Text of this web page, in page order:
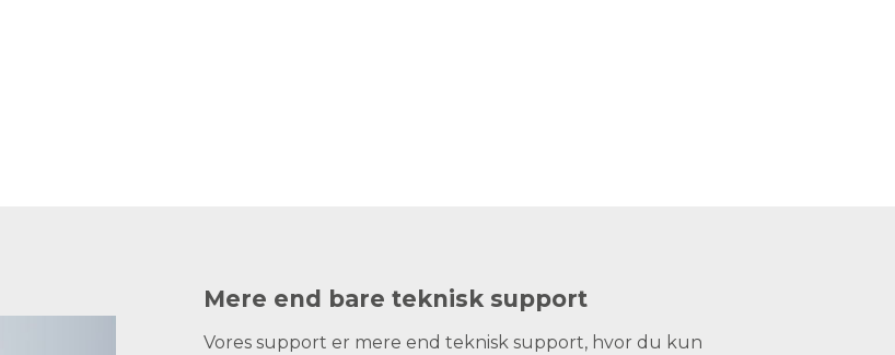
Mere end bare teknisk support
Vores support er mere end teknisk support, hvor du kun